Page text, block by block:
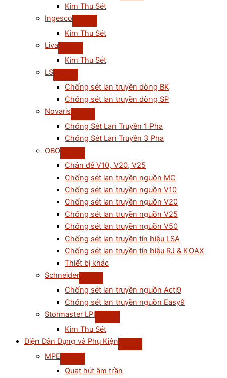
Kim Thu Sét
Ingesco
Kim Thu Sét
Liva
Kim Thu Sét
LS
Chống sét lan truyền dòng BK
Chống sét lan truyền dòng SP
Novaris
Chống Sét Lan Truyền 1 Pha
Chống Sét Lan Truyền 3 Pha
OBO
Chân đế V10, V20, V25
Chống sét lan truyền nguồn MC
Chống sét lan truyền nguồn V10
Chống sét lan truyền nguồn V20
Chống sét lan truyền nguồn V25
Chống sét lan truyền nguồn V50
Chống sét lan truyền tín hiệu LSA
Chống sét lan truyền tín hiệu RJ & KOAX
Thiết bị khác
Schneider
Chống sét lan truyền nguồn Acti9
Chống sét lan truyền nguồn Easy9
Stormaster LPI
Kim Thu Sét
Điện Dân Dụng và Phụ Kiện
MPE
Quạt hút âm trần